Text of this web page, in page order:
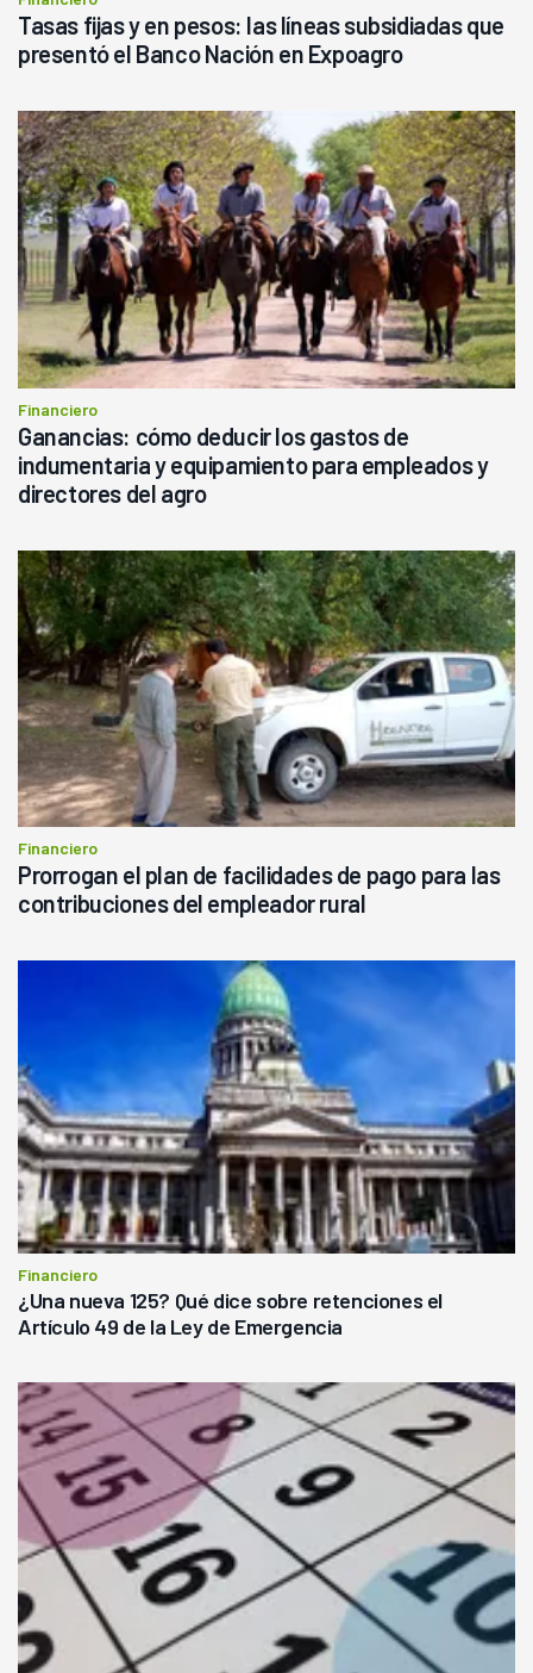
Tasas fijas y en pesos: las líneas subsidiadas que
presentó el Banco Nación en Expoagro
Financiero
Ganancias: cómo deducir los gastos de
indumentaria y equipamiento para empleados y
directores del agro
Financiero
Prorrogan el plan de facilidades de pago para las
contribuciones del empleador rural
Financiero
¿Una nueva 125? Qué dice sobre retenciones el
Artículo 49 de la Ley de Emergencia